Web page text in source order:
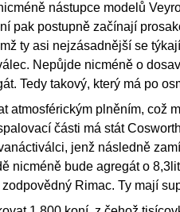
nástupce modelů
pak postupně začínají
ty asi nejzásadnější se
Nepůjde nicméně o
Tedy takový, který má po
atmosférickým plněním, což
části má stát
jenž následně
nicméně bude agregát o
Rimac. Ty mají